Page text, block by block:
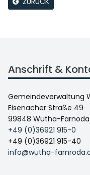
Anschrift &
Gemeindeverwaltung
Eisenacher Straße 49
99848 Wutha-Farnoda
+49 (0)36921 915-0
+49 (0)36921 915-40
info@wutha-